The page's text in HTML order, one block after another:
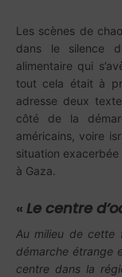
Les scènes de
dans le silence
alimentaire qui
tout cela était à
adresse deux
côté de la
américains, voire
situation exacerbée
à Gaza.
« Le centre
Au milieu de cette
démarche étrange
centre dans la